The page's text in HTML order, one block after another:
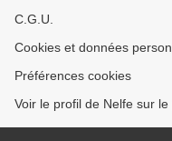
C.G.U.
Cookies et données
Préférences cookies
Voir le profil de Nelfe sur